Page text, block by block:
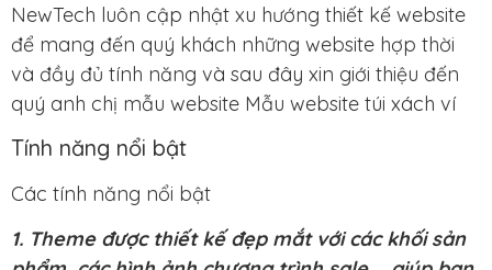
NewTech luôn cập nhật xu hướng thiết kế website
để mang đến quý khách những website hợp thời
và đầy đủ tính năng và sau đây xin giới thiệu đến
quý anh chị mẫu website Mẫu website túi xách ví
Tính năng nổi bật
Các tính năng nổi bật
1. Theme được thiết kế đẹp mắt với các khối sản